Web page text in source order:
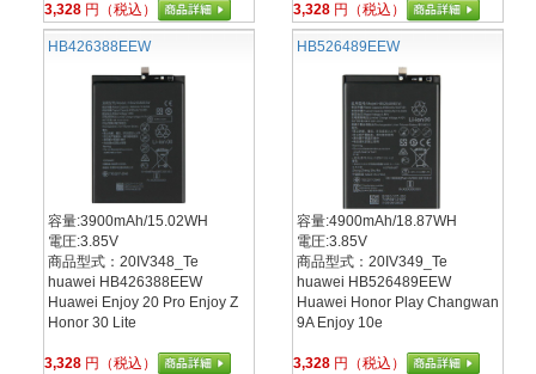
3,328 円（税込） 3,328 円（税込）
HB426388EEW
容量:3900mAh/15.02WH
電圧:3.85V
商品型式：20IV348_Te
huawei HB426388EEW
Huawei Enjoy 20 Pro Enjoy Z
Honor 30 Lite
3,328 円（税込）
HB526489EEW
容量:4900mAh/18.87WH
電圧:3.85V
商品型式：20IV349_Te
huawei HB526489EEW
Huawei Honor Play Changwan
9A Enjoy 10e
3,328 円（税込）